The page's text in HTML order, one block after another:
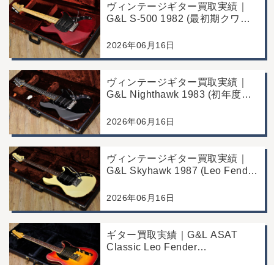
ヴィンテージギター買取実績｜
G&L S-500 1982 (最初期クワガ
買取/コンディション良好の査定
2026年06月16日
ヴィンテージギター買取実績｜
G&L Nighthawk 1983 (初年度マ
区/店頭買取/コンディション良好
2026年06月16日
ヴィンテージギター買取実績｜
G&L Skyhawk 1987 (Leo Fender
川区/店頭買取/コンディション良
2026年06月16日
ギター買取実績｜G&L ASAT
Classic Leo Fender